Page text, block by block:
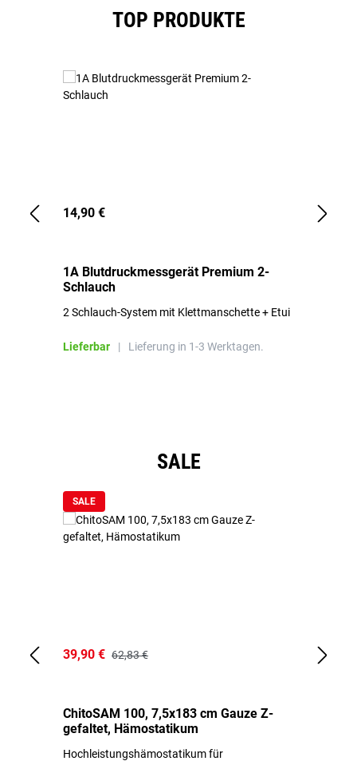
TOP PRODUKTE
14,90 €
1A Blutdruckmessgerät Premium 2-
Schlauch
2 Schlauch-System mit Klettmanschette + Etui
Lieferbar | Lieferung in 1-3 Werktagen.
SALE
SALE
39,90 € 62,83 €
ChitoSAM 100, 7,5x183 cm Gauze Z-
gefaltet, Hämostatikum
Hochleistungshämostatikum für